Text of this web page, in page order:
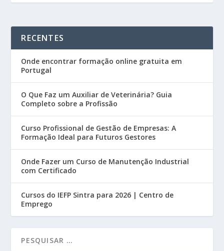
RECENTES
Onde encontrar formação online gratuita em
Portugal
O Que Faz um Auxiliar de Veterinária? Guia
Completo sobre a Profissão
Curso Profissional de Gestão de Empresas: A
Formação Ideal para Futuros Gestores
Onde Fazer um Curso de Manutenção Industrial
com Certificado
Cursos do IEFP Sintra para 2026 | Centro de
Emprego